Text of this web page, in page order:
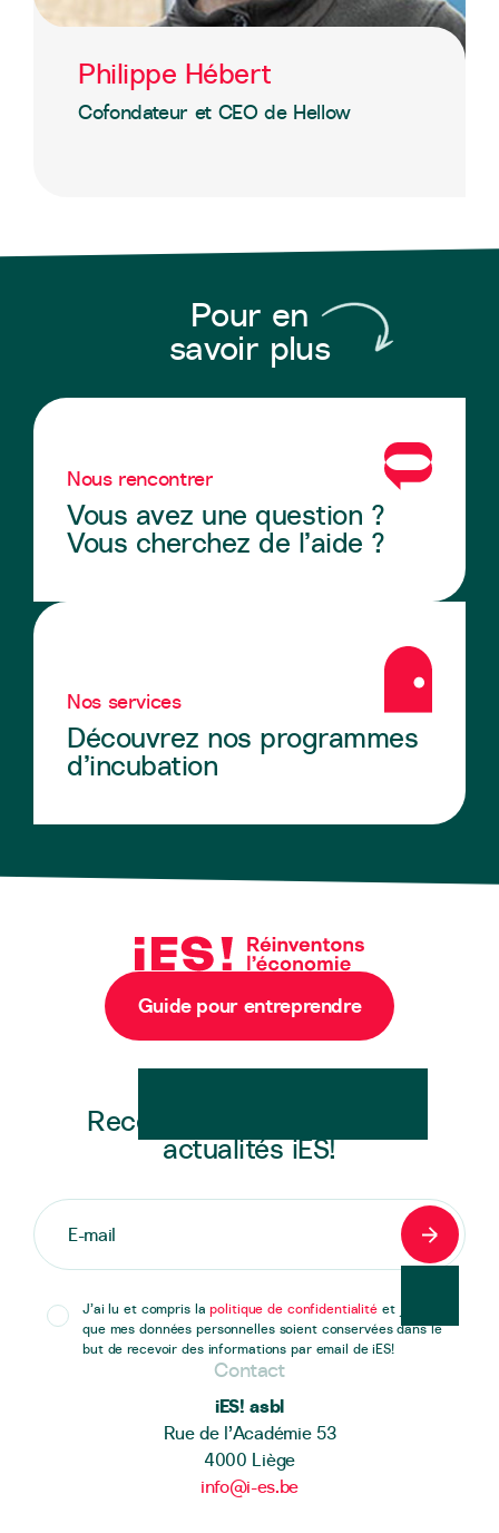
Philippe Hébert
Cofondateur et CEO de Hellow
Pour en
savoir plus
Nous rencontrer
Vous avez une question ?
Vous cherchez de l’aide ?
Nos services
Découvrez nos programmes
d’incubation
Guide pour entreprendre
Recevez en exclusivité les
actualités iES!
J’ai lu et compris lapolitique de confidentialité et j’accepte
que mes données personnelles soient conservées dans le
but de recevoir des informations par email de iES!
Contact
iES! asbl
Rue de l’Académie 53
4000 Liège
info@i-es.be